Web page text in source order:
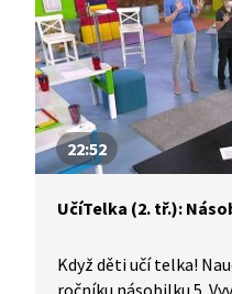
22:52
UčíTelka (2. tř.):
Když děti učí telka!
ročníku násobilku 5.